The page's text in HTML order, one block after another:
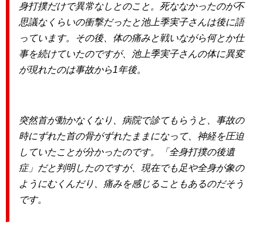
身打撲だけで異常なしとのこと。死ななかったのが不
思議なくらいの衝撃だったと池上季実子さんは後に語
っています。その後、体の痛みと戦いながら何とか仕
事を続けていたのですが、池上季実子さんの体に異変
が現れたのは事故から1年後。
突然首が動かなくなり、病院で診てもらうと、事故の
時にずれた首の骨がずれたままになって、神経を圧迫
していたことが分かったのです。「全身打撲の後遺
症」だと判明したのですが、現在でも足や全身が象の
ようにむくんだり、痛みを感じることもあるのだそう
です。